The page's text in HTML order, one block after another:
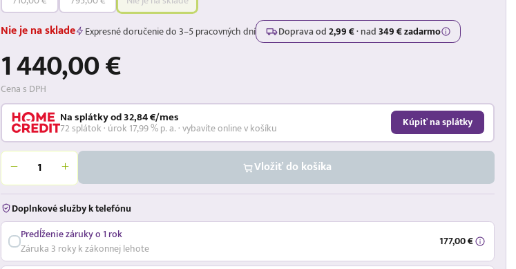
Nie je na sklade Expresné doručenie do 3–5 pracovných dní Doprava od2,99 €·nad349 € zadarmo
1 440,00 €
Cena s DPH
Na splátky od 32,84 €/mes
72 splátok · úrok 17,99 % p. a. · vybavíte online v košíku Kúpiť na splátky
Vložiť do košíka
Doplnkové služby k telefónu
Predĺženie záruky o 1 rok
Záruka 3 roky k zákonnej lehote
177,00 €